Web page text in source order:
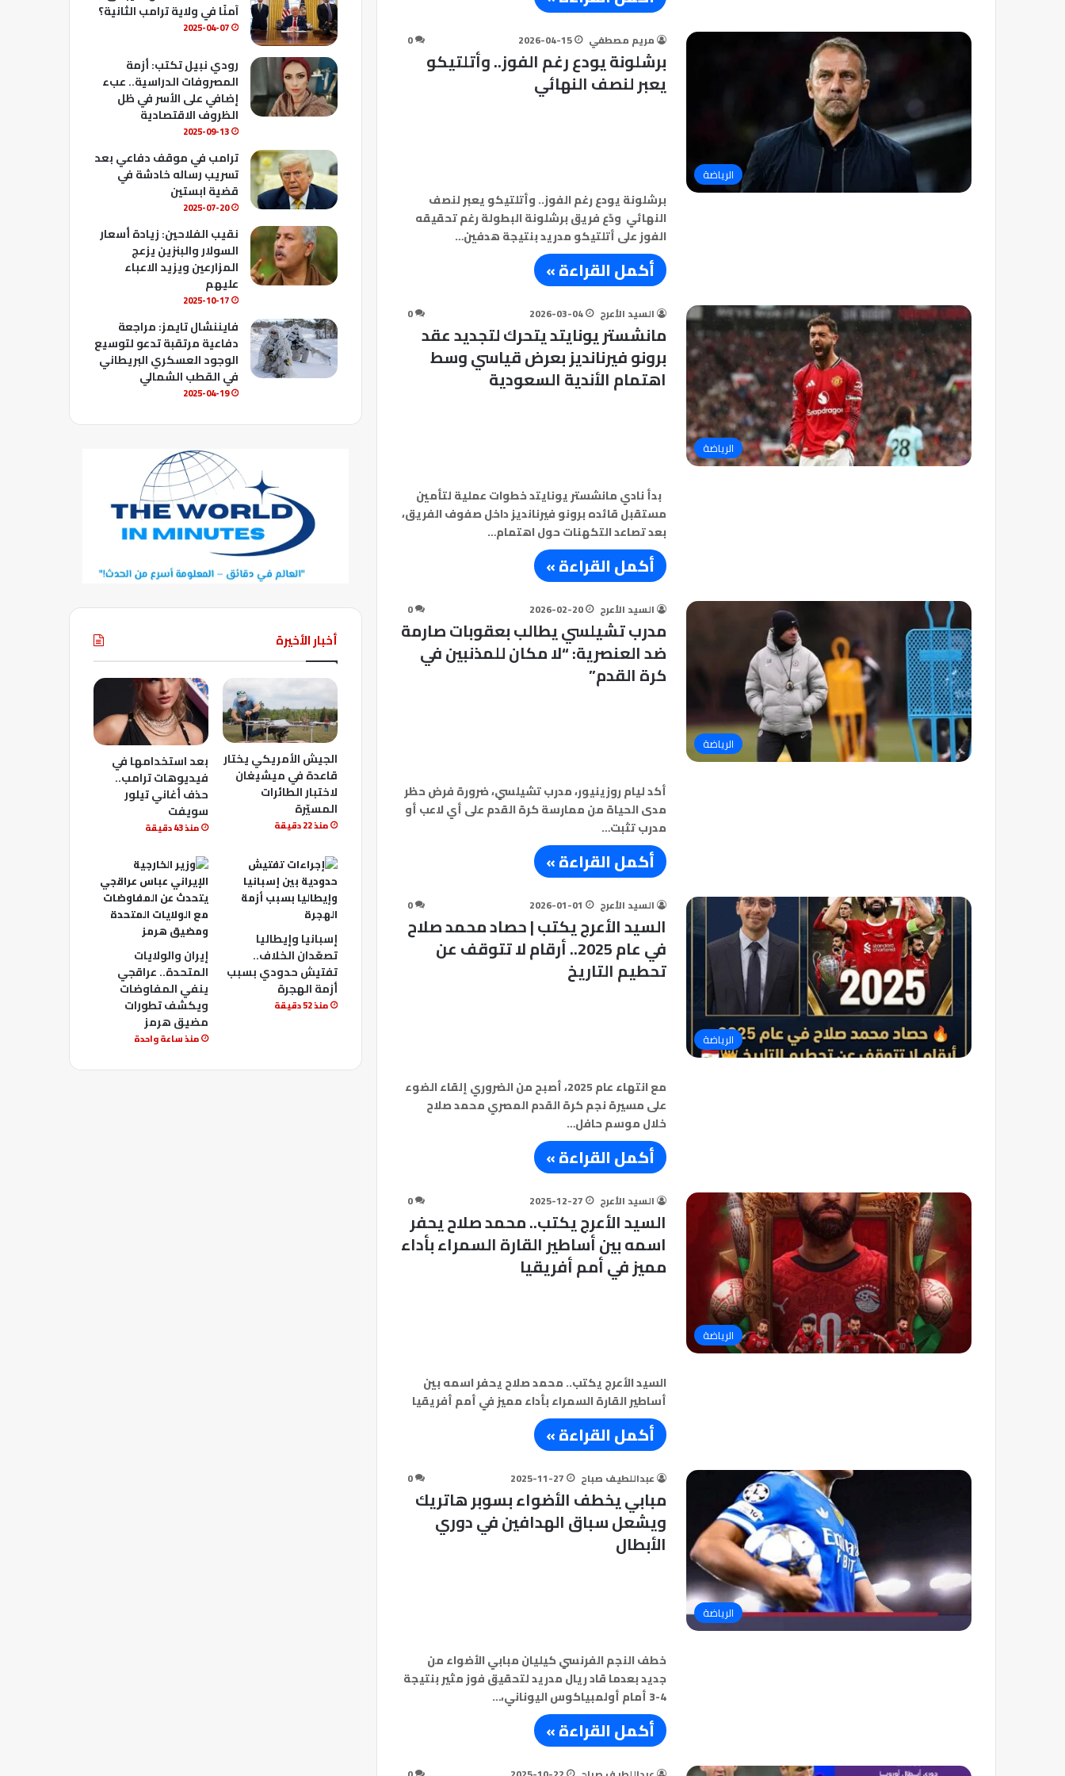
الرياضة
مريم مصطفي 2026-04-15
0
برشلونة يودع رغم الفوز.. وأتلتيكو
يعبر لنصف النهائي
برشلونة يودع رغم الفوز.. وأتلتيكو يعبر لنصف
النهائي ودّع فريق برشلونة البطولة رغم تحقيقه
الفوز على أتلتيكو مدريد بنتيجة هدفين…
أكمل القراءة »
الرياضة
السيد الأعرج 2026-03-04
0
مانشستر يونايتد يتحرك لتجديد عقد
برونو فيرنانديز بعرض قياسي وسط
اهتمام الأندية السعودية
بدأ نادي مانشستر يونايتد خطوات عملية لتأمين
مستقبل قائده برونو فيرنانديز داخل صفوف الفريق،
بعد تصاعد التكهنات حول اهتمام…
أكمل القراءة »
الرياضة
السيد الأعرج 2026-02-20
0
مدرب تشيلسي يطالب بعقوبات صارمة
ضد العنصرية: “لا مكان للمذنبين في
كرة القدم”
أكد ليام روزينيور، مدرب تشيلسي، ضرورة فرض حظر
مدى الحياة من ممارسة كرة القدم على أي لاعب أو
مدرب تثبت…
أكمل القراءة »
الرياضة
السيد الأعرج 2026-01-01
0
السيد الأعرج يكتب | حصاد محمد صلاح
في عام 2025.. أرقام لا تتوقف عن
تحطيم التاريخ
مع انتهاء عام 2025، أصبح من الضروري إلقاء الضوء
على مسيرة نجم كرة القدم المصري محمد صلاح
خلال موسم حافل…
أكمل القراءة »
الرياضة
السيد الأعرج 2025-12-27
0
السيد الأعرج يكتب.. محمد صلاح يحفر
اسمه بين أساطير القارة السمراء بأداء
مميز في أمم أفريقيا
السيد الأعرج يكتب.. محمد صلاح يحفر اسمه بين
أساطير القارة السمراء بأداء مميز في أمم أفريقيا
أكمل القراءة »
الرياضة
عبداللطيف صباح 2025-11-27
0
مبابي يخطف الأضواء بسوبر هاتريك
ويشعل سباق الهدافين في دوري
الأبطال
خطف النجم الفرنسي كيليان مبابي الأضواء من
جديد بعدما قاد ريال مدريد لتحقيق فوز مثير بنتيجة
4-3 أمام أولمبياكوس اليوناني،…
أكمل القراءة »
b
e
آمنًا في ولاية ترامب الثانية؟
2025-04-07
رودي نبيل تكتب: أزمة
المصروفات الدراسية.. عبء
إضافي على الأسر في ظل
الظروف الاقتصادية
2025-09-13
ترامب في موقف دفاعي بعد
تسريب رساله خادشة في
قضية ابستين
2025-07-20
نقيب الفلاحين: زيادة أسعار
السولار والبنزين يزعج
المزارعين ويزيد الاعباء
عليهم
2025-10-17
فايننشال تايمز: مراجعة
دفاعية مرتقبة تدعو لتوسيع
الوجود العسكري البريطاني
في القطب الشمالي
2025-04-19
أخبار الأخيرة
الجيش الأمريكي يختار
قاعدة في ميشيغان
لاختبار الطائرات
المسيّرة
منذ 22 دقيقة
بعد استخدامها في
فيديوهات ترامب..
حذف أغاني تيلور
سويفت
منذ 43 دقيقة
إسبانيا وإيطاليا
تصعّدان الخلاف..
تفتيش حدودي بسبب
أزمة الهجرة
منذ 52 دقيقة
إيران والولايات
المتحدة.. عراقجي
ينفي المفاوضات
ويكشف تطورات
مضيق هرمز
منذ ساعة واحدة